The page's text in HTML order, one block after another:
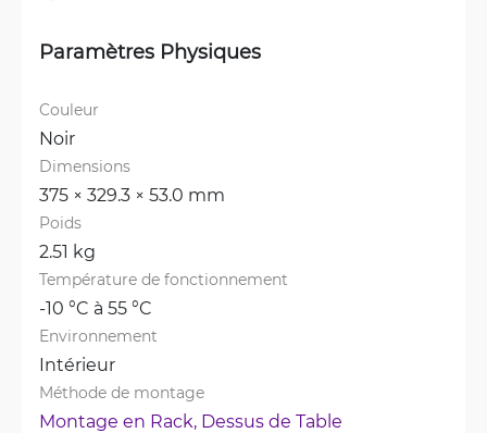
Paramètres Physiques
Couleur
Noir
Dimensions
375 × 329.3 × 53.0 mm
Poids
2.51 kg
Température de fonctionnement
-10 °C à 55 °C
Environnement
Intérieur
Méthode de montage
Montage en Rack, Dessus de Table